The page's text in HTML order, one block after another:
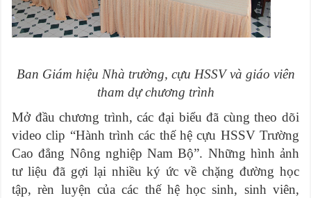
Ban Giám hiệu Nhà trường, cựu HSSV và giáo viên
tham dự chương trình
Mở đầu chương trình, các đại biểu đã cùng theo dõi
video clip “Hành trình các thế hệ cựu HSSV Trường
Cao đẳng Nông nghiệp Nam Bộ”. Những hình ảnh
tư liệu đã gợi lại nhiều ký ức về chặng đường học
tập, rèn luyện của các thế hệ học sinh, sinh viên,